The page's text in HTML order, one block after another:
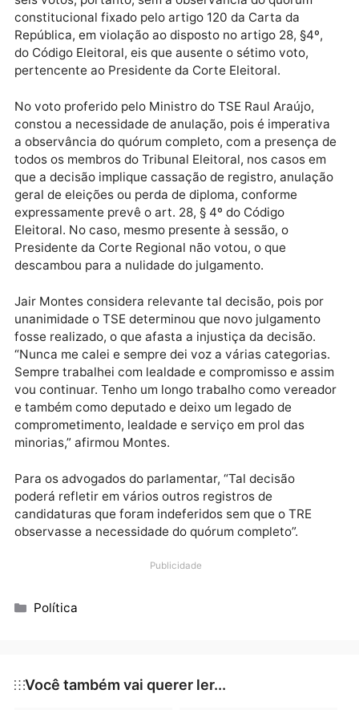
Canedo, com sede no Estado de Rondônia, e o
escritório Lacombe e Neves da Silva, localizado em
Brasília. Em tal recurso sustentaram os advogados
a conclusão pelo indeferimento do registro de
seis votos, portanto, sem a observância do quórum
constitucional fixado pelo artigo 120 da Carta da
República, em violação ao disposto no artigo 28, §4º,
do Código Eleitoral, eis que ausente o sétimo voto,
pertencente ao Presidente da Corte Eleitoral.
No voto proferido pelo Ministro do TSE Raul Araújo,
constou a necessidade de anulação, pois é
a observância do quórum completo, com a presença
que a decisão implique cassação de registro,
geral de eleições ou perda de diploma, conforme
expressamente prevê o art. 28, § 4º do Código
Eleitoral. No caso, mesmo presente à sessão, o
Presidente da Corte Regional não votou, o que
descambou para a nulidade do julgamento.
Jair Montes considera relevante tal decisão, pois por
fosse realizado, o que afasta a injustiça da decisão.
“Nunca me calei e sempre dei voz a várias
Sempre trabalhei com lealdade e compromisso e
vou continuar. Tenho um longo trabalho como
e também como deputado e deixo um legado de
minorias,” afirmou Montes.
candidaturas que foram indeferidos sem que o TRE
observasse a necessidade do quórum completo”.